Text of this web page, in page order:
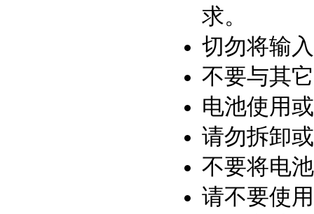
求。
切勿将输
不要与其
电池使用
请勿拆卸
不要将电
请不要使